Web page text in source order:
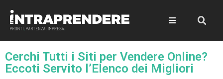
Cerchi Tutti i Siti per Vendere Online?
Eccoti Servito l’Elenco dei Migliori